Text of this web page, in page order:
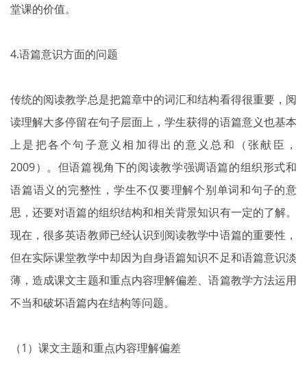
堂课的价值。
4.语篇意识方面的问题
传统的阅读教学总是把篇章中的词汇和结构看得很重要，阅
读理解大多停留在句子层面上，学生获得的语篇意义也基本
上是把各个句子意义相加得出的意义总和（张献臣，
2009）。但语篇视角下的阅读教学强调语篇的组织形式和
语篇语义的完整性，学生不仅要理解个别单词和句子的意
思，还要对语篇的组织结构和相关背景知识有一定的了解。
现在，很多英语教师已经认识到阅读教学中语篇的重要性，
但在实际课堂教学中却因为自身语篇知识不足和语篇意识淡
薄，造成课文主题和重点内容理解偏差、语篇教学方法运用
不当和破坏语篇内在结构等问题。
（1）课文主题和重点内容理解偏差